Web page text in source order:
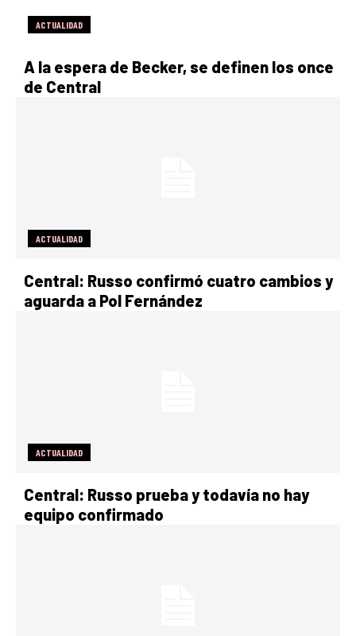
ACTUALIDAD
A la espera de Becker, se definen los once
de Central
ACTUALIDAD
Central: Russo confirmó cuatro cambios y
aguarda a Pol Fernández
ACTUALIDAD
Central: Russo prueba y todavía no hay
equipo confirmado